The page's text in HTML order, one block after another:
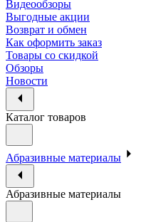
Видеообзоры
Выгодные акции
Возврат и обмен
Как оформить заказ
Товары со скидкой
Обзоры
Новости
Каталог товаров
Абразивные материалы
Абразивные материалы